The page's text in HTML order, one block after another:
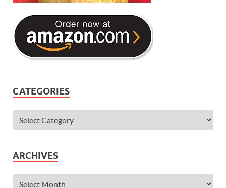
CATEGORIES
ARCHIVES